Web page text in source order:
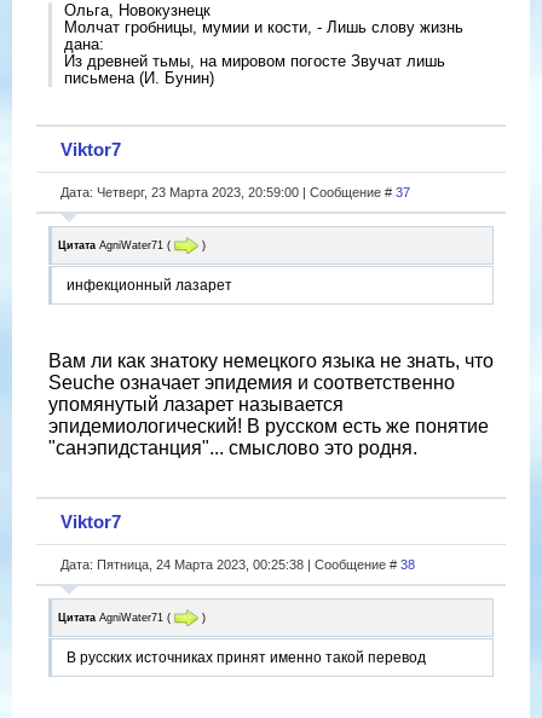
Ольга, Новокузнецк
Молчат гробницы, мумии и кости, - Лишь слову жизнь
дана:
Из древней тьмы, на мировом погосте Звучат лишь
письмена (И. Бунин)
Viktor7
Дата: Четверг, 23 Марта 2023, 20:59:00 | Сообщение # 37
Цитата AgniWater71 ( )
инфекционный лазарет
Вам ли как знатоку немецкого языка не знать, что
Seuche означает эпидемия и соответственно
упомянутый лазарет называется
эпидемиологический! В русском есть же понятие
"санэпидстанция"... смыслово это родня.
Viktor7
Дата: Пятница, 24 Марта 2023, 00:25:38 | Сообщение # 38
Цитата AgniWater71 ( )
В русских источниках принят именно такой перевод